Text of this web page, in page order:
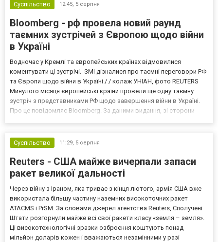
Суспільство 12:45, 5 серпня
Bloomberg - рф провела новий раунд
таємних зустрічей з Європою щодо війни
в Україні
Водночас у Кремлі та європейських країнах відмовилися
коментувати ці зустрічі. ЗМІ дізналися про таємні переговори РФ
та Європи щодо війни в Україні / / колаж УНІАН, фото REUTERS
Минулого місяця європейські країни провели ще одну таємну
зустріч з представниками РФ щодо завершення війни в Україні.
Про це повідомляє Bloomberg. За даними видання, зі сторони
Суспільство
11:29, 5 серпня
Reuters - США майже вичерпали запаси
ракет великої дальності
Через війну з Іраном, яка триває з кінця лютого, армія США вже
використала більшу частину наземних високоточних ракет
ATACMS і PrSM. За словами джерел агентства Reuters, Сполучені
Штати розгорнули майже всі свої ракети класу «земля – земля».
Ці високотехнологічні зразки озброєння коштують понад
мільйон доларів кожен і вважаються незамінними у разі